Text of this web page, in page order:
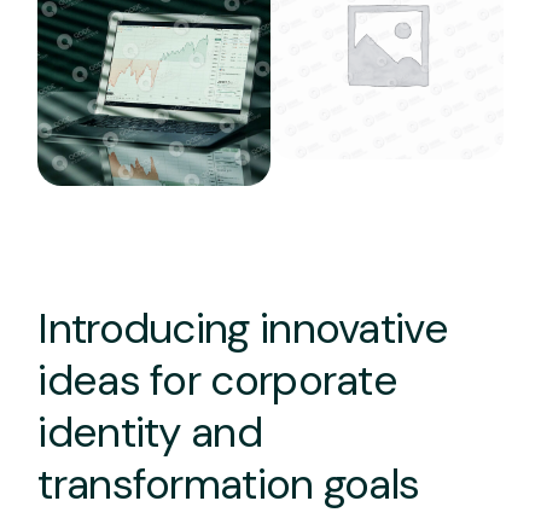
Introducing innovative
ideas for corporate
identity and
transformation goals